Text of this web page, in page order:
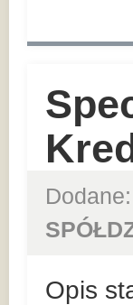
Dodane:
Opis